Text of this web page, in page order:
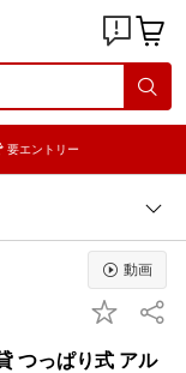
要エントリー
動画
つっぱり式 アル